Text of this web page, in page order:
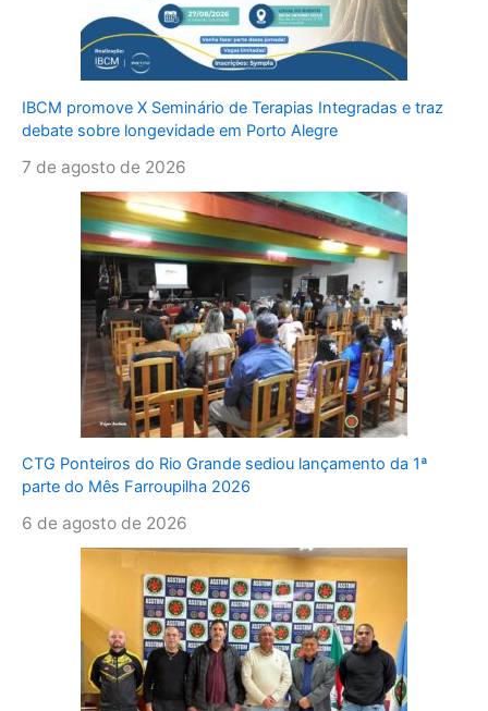
IBCM promove X Seminário de Terapias Integradas e traz
debate sobre longevidade em Porto Alegre
7 de agosto de 2026
CTG Ponteiros do Rio Grande sediou lançamento da 1ª
parte do Mês Farroupilha 2026
6 de agosto de 2026